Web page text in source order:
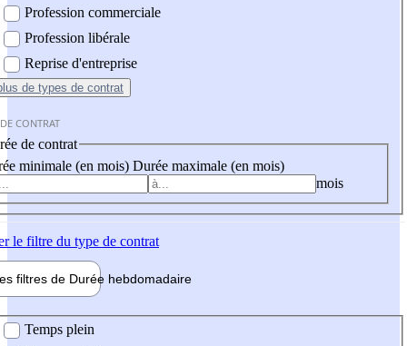
Profession commerciale
Profession libérale
Reprise d'entreprise
de types de contrat
CONTRAT
de contrat
minimale (en mois) Durée maximale (en mois)
mois
le filtre du type de contrat
filtres de Durée hebdomadaire
Temps plein